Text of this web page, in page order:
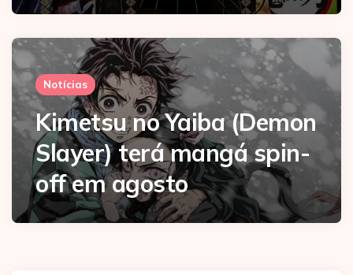
Notícias
Kimetsu no Yaiba (Demon
Slayer) terá mangá spin-
off em agosto